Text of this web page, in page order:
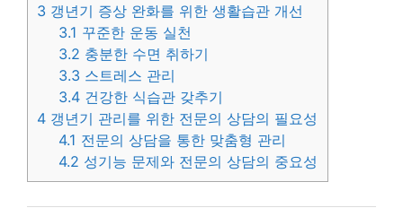
3 갱년기 증상 완화를 위한 생활습관 개선
3.1 꾸준한 운동 실천
3.2 충분한 수면 취하기
3.3 스트레스 관리
3.4 건강한 식습관 갖추기
4 갱년기 관리를 위한 전문의 상담의 필요성
4.1 전문의 상담을 통한 맞춤형 관리
4.2 성기능 문제와 전문의 상담의 중요성